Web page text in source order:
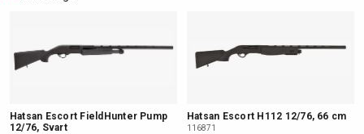
Hatsan Escort FieldHunter Pump
12/76, Svart
Hatsan Escort H112 12/76, 66 cm
116871